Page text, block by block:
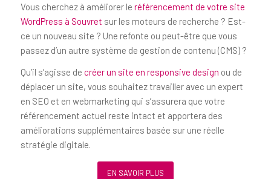
Vous cherchez à améliorer le référencement de votre site
WordPress à Souvret sur les moteurs de recherche ? Est-
ce un nouveau site ? Une refonte ou peut-être que vous
passez d’un autre système de gestion de contenu (CMS) ?
Qu’il s’agisse de créer un site en responsive design ou de
déplacer un site, vous souhaitez travailler avec un expert
en SEO et en webmarketing qui s’assurera que votre
référencement actuel reste intact et apportera des
améliorations supplémentaires basée sur une réelle
stratégie digitale.
EN SAVOIR PLUS